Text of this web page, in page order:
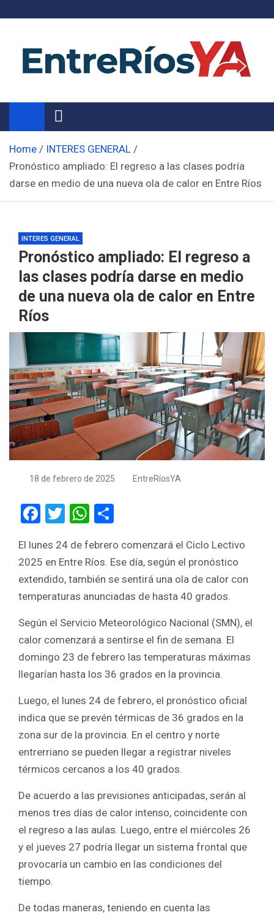
Noticias de Entre Ríos
Información de toda la provincia ahora
Home
INTERES GENERAL
Pronóstico ampliado: El regreso a las clases podría
darse en medio de una nueva ola de calor en Entre Ríos
INTERES GENERAL
Pronóstico ampliado: El regreso a
las clases podría darse en medio
de una nueva ola de calor en Entre
Ríos
18 de febrero de 2025 EntreRíosYA
F
ce
b
o
k
T
tt
er
W
at
s
A
p
ar
e
El lunes 24 de febrero comenzará el Ciclo Lectivo
2025 en Entre Ríos. Ese día, según el pronóstico
extendido, también se sentirá una ola de calor con
temperaturas anunciadas de hasta 40 grados.
Según el Servicio Meteorológico Nacional (SMN), el
calor comenzará a sentirse el fin de semana. El
domingo 23 de febrero las temperaturas máximas
llegarían hasta los 36 grados en la provincia.
Luego, el lunes 24 de febrero, el pronóstico oficial
indica que se prevén térmicas de 36 grados en la
zona sur de la provincia. En el centro y norte
entrerriano se pueden llegar a registrar niveles
térmicos cercanos a los 40 grados.
De acuerdo a las previsiones anticipadas, serán al
menos tres días de calor intenso, coincidente con
el regreso a las aulas. Luego, entre el miércoles 26
y el jueves 27 podría llegar un sistema frontal que
provocaría un cambio en las condiciones del
tiempo.
De todas maneras, teniendo en cuenta las